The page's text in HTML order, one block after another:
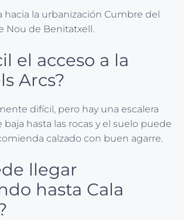
hacia la urbanización Cumbre del
Nou de Benitatxell.
el acceso a la
Arcs?
difícil, pero hay una escalera
hasta las rocas y el suelo puede
calzado con buen agarre.
llegar
hasta Cala